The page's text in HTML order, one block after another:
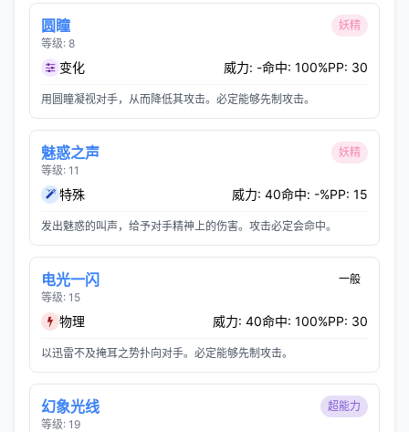
圆瞳
等级: 8
妖精
变化 威力: -命中: 100%PP: 30
用圆瞳凝视对手，从而降低其攻击。必定能够先制攻击。
魅惑之声
等级: 11
妖精
特殊 威力: 40命中: -%PP: 15
发出魅惑的叫声，给予对手精神上的伤害。攻击必定会命中。
电光一闪
等级: 15
一般
物理 威力: 40命中: 100%PP: 30
以迅雷不及掩耳之势扑向对手。必定能够先制攻击。
幻象光线
等级: 19
超能力